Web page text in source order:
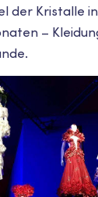
der Kristalle in
–